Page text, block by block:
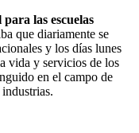
las escuelas
que diariamente se
y los días lunes
vida y servicios de los
en el campo de